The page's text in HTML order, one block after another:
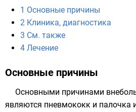
1 Основные причины
2 Клиника, диагностика
3 См. также
4 Лечение
Основные причины
Основными причинами
являются пневмококк и палочка